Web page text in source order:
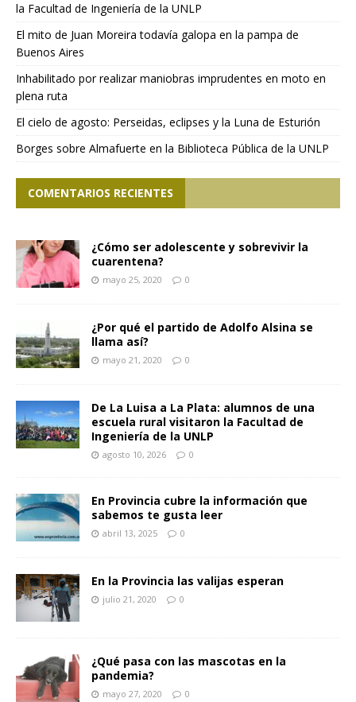
la Facultad de Ingeniería de la UNLP
El mito de Juan Moreira todavía galopa en la pampa de
Buenos Aires
Inhabilitado por realizar maniobras imprudentes en moto en
plena ruta
El cielo de agosto: Perseidas, eclipses y la Luna de Esturión
Borges sobre Almafuerte en la Biblioteca Pública de la UNLP
COMENTARIOS RECIENTES
¿Cómo ser adolescente y sobrevivir la
cuarentena?
mayo 25, 2020 0
¿Por qué el partido de Adolfo Alsina se
llama así?
mayo 21, 2020 0
De La Luisa a La Plata: alumnos de una
escuela rural visitaron la Facultad de
Ingeniería de la UNLP
agosto 10, 2026 0
En Provincia cubre la información que
sabemos te gusta leer
abril 13, 2025 0
En la Provincia las valijas esperan
julio 21, 2020 0
¿Qué pasa con las mascotas en la
pandemia?
mayo 27, 2020 0